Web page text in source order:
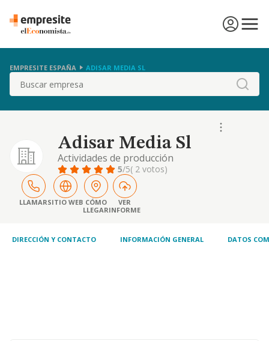
EMPRESITE ESPAÑA ADISAR MEDIA SL
Buscar
Adisar Media Sl
Actividades de producción
cinematográfica,de vídeo y producciones
publicitarias.
5/5( 2 votos)
LLAMARSITIO WEB CÓMO
LLEGAR
VER
INFORME
DIRECCIÓN Y CONTACTO INFORMACIÓN GENERAL DATOS